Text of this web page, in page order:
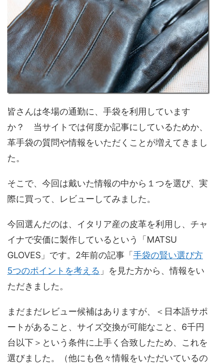
皆さんは冬場の通勤に、手袋を利用しています
か？ 当サイトでは何度か記事にしているためか、
革手袋の質問や情報をいただくことが増えてきまし
た。
そこで、今回は戴いた情報の中から１つを選び、実
際に買って、レビューしてみました。
今回選んだのは、イタリア産の皮革を利用し、チャ
イナで安価に製作しているという「MATSU
GLOVES」です。2年前の記事「 手袋の賢い選び方
5つのポイントを考える 」を見た方から、情報をい
ただきました。
まだまだレビュー候補はありますが、＜日本語サポ
ートがあること、サイズ交換が可能なこと、6千円
台以下＞という条件に上手く合致したため、これを
選びました。（他にも色々情報をいただいているの